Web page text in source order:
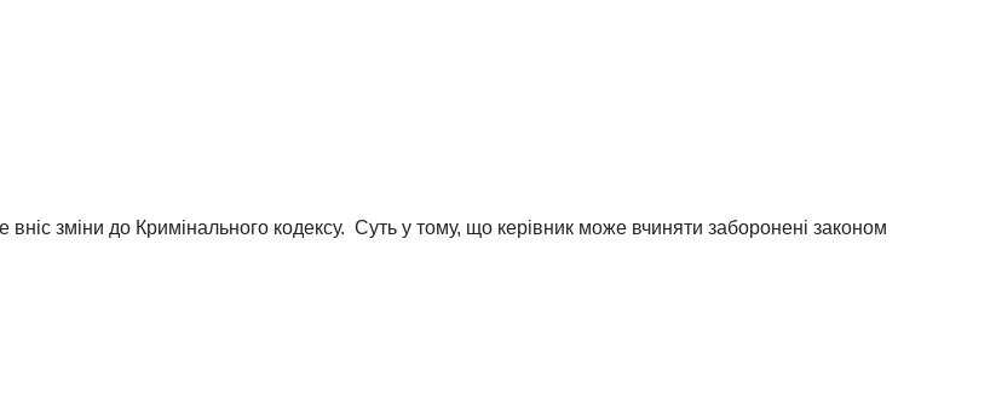
зміни до Кримінального кодексу. Суть у тому, що керівник може вчиняти заборонені законом